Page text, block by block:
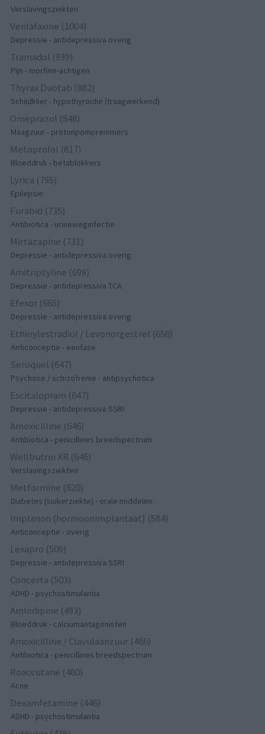
Verslavingsziekten
Venlafaxine (1004)
Depressie - antidepressiva overig
Tramadol (939)
Pijn - morfine-achtigen
Thyrax Duotab (882)
Schildklier - hypothyroidie (traagwerkend)
Omeprazol (848)
Maagzuur - protonpompremmers
Metoprolol (817)
Bloeddruk - betablokkers
Lyrica (795)
Epilepsie
Furabid (735)
Antibiotica - urineweginfectie
Mirtazapine (731)
Depressie - antidepressiva overig
Amitriptyline (699)
Depressie - antidepressiva TCA
Efexor (665)
Depressie - antidepressiva overig
Ethinylestradiol / Levonorgestrel (656)
Anticonceptie - eenfase
Seroquel (647)
Psychose / schizofrenie - antipsychotica
Escitalopram (647)
Depressie - antidepressiva SSRI
Amoxicilline (646)
Antibiotica - penicillines breedspectrum
Wellbutrin XR (646)
Verslavingsziekten
Metformine (620)
Diabetes (suikerziekte) - orale middelen
Implanon (hormoonimplantaat) (584)
Anticonceptie - overig
Lexapro (509)
Depressie - antidepressiva SSRI
Concerta (503)
ADHD - psychostimulantia
Amlodipine (493)
Bloeddruk - calciumantagonisten
Amoxicilline / Clavulaanzuur (486)
Antibiotica - penicillines breedspectrum
Roaccutane (480)
Acne
Dexamfetamine (446)
ADHD - psychostimulantia